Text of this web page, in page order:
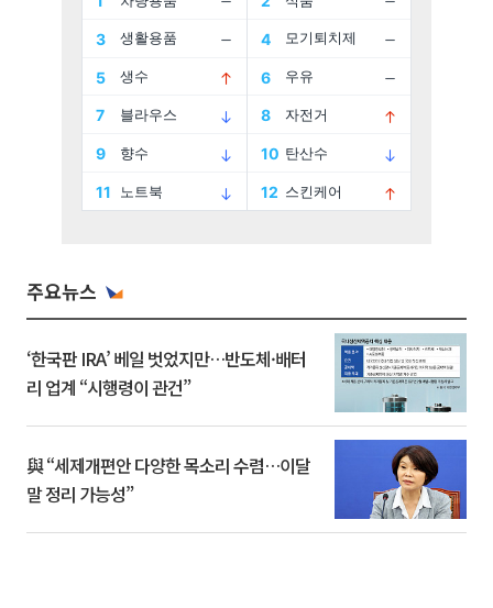
주요뉴스
‘한국판 IRA’ 베일 벗었지만…반도체·배터
리 업계 “시행령이 관건”
與 “세제개편안 다양한 목소리 수렴…이달
말 정리 가능성”